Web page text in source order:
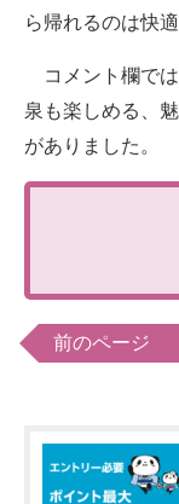
ら帰れるのは快適
コメント欄では
泉も楽しめる、
がありました。
前のページ